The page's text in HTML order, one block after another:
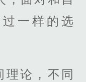
一样的选
理论，不同